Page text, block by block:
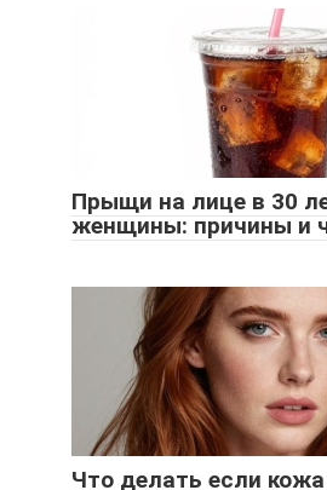
Прыщи на лице в 30
женщины: причины и
Что делать если